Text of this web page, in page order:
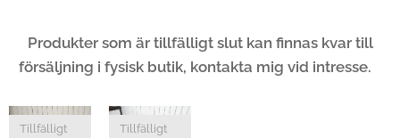
Produkter som är tillfälligt slut kan finnas kvar till
försäljning i fysisk butik, kontakta mig vid intresse.
Tillfälligt
Tillfälligt